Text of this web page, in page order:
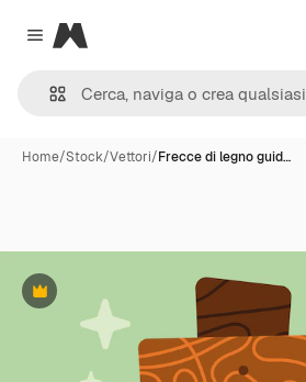
Close menu
Magnific
Home/Stock/Vettori/Frecce di legno guid…
Premium